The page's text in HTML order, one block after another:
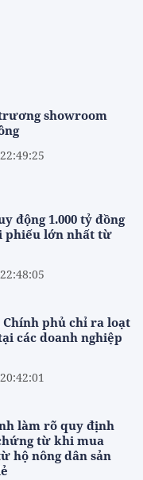
showroom
động 1.000 tỷ đồng
phiếu lớn nhất từ
phủ chỉ ra loạt
các doanh nghiệp
làm rõ quy định
từ khi mua
hộ nông dân sản